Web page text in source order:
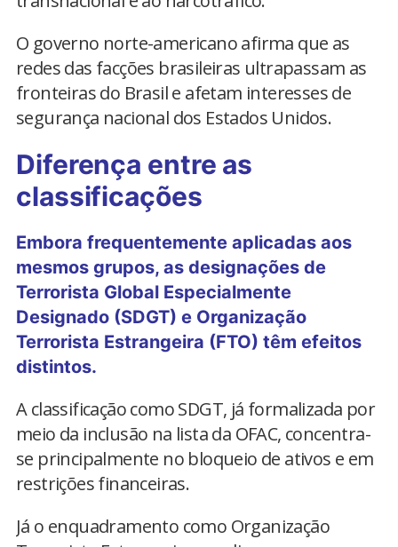
O governo norte-americano afirma que as
redes das facções brasileiras ultrapassam as
fronteiras do Brasil e afetam interesses de
segurança nacional dos Estados Unidos.
Diferença entre as
classificações
Embora frequentemente aplicadas aos
mesmos grupos, as designações de
Terrorista Global Especialmente
Designado (SDGT) e Organização
Terrorista Estrangeira (FTO) têm efeitos
distintos.
A classificação como SDGT, já formalizada por
meio da inclusão na lista da OFAC, concentra-
se principalmente no bloqueio de ativos e em
restrições financeiras.
Já o enquadramento como Organização